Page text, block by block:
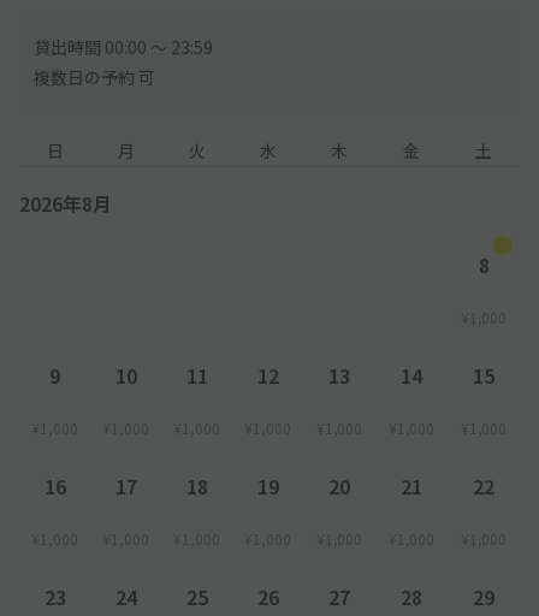
貸出時間 00:00 〜 23:59
複数日の予約 可
日 月 火 水 木 金 土
2026年8月
8
¥1,000
9
¥1,000
10
¥1,000
11
¥1,000
12
¥1,000
13
¥1,000
14
¥1,000
15
¥1,000
16
¥1,000
17
¥1,000
18
¥1,000
19
¥1,000
20
¥1,000
21
¥1,000
22
¥1,000
23 24 25 26 27 28 29